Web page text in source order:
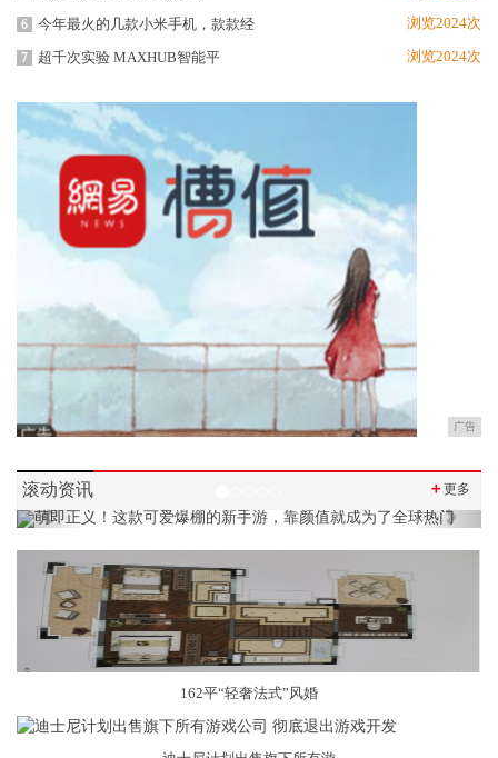
6 今年最火的几款小米手机，款款经 浏览2024次
7 超千次实验 MAXHUB智能平 浏览2024次
广告
滚动资讯 ＋更多
Previous Next
162平“轻奢法式”风婚